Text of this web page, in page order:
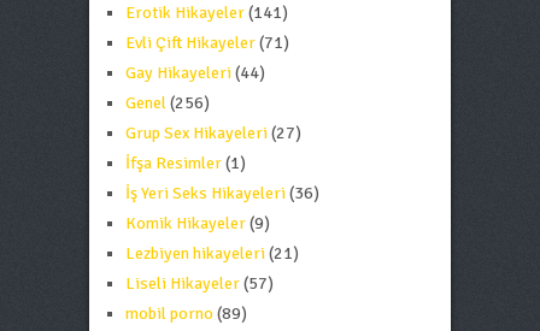
Erotik Hikayeler(141)
Evli Çift Hikayeler(71)
Gay Hikayeleri(44)
Genel(256)
Grup Sex Hikayeleri(27)
İfşa Resimler(1)
İş Yeri Seks Hikayeleri(36)
Komik Hikayeler(9)
Lezbiyen hikayeleri(21)
Liseli Hikayeler(57)
mobil porno (89)